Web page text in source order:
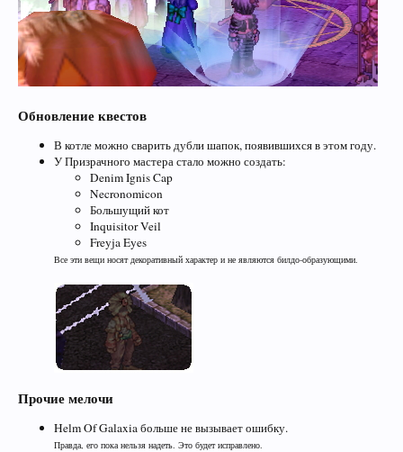
Обновление квестов
В котле можно сварить дубли шапок, появившихся в этом году.
У Призрачного мастера стало можно создать:
Denim Ignis Cap
Necronomicon
Большущий кот
Inquisitor Veil
Freyja Eyes
Все эти вещи носят декоративный характер и не являются билдо-образующими.
Прочие мелочи
Helm Of Galaxia больше не вызывает ошибку.
Правда, его пока нельзя надеть. Это будет исправлено.